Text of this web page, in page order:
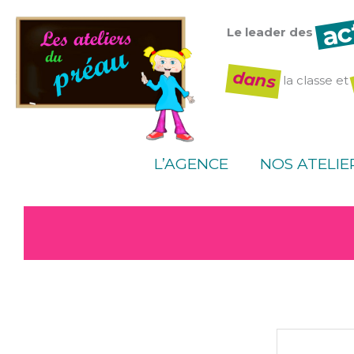
contenu
Le leader des
dans la classe et
L’AGENCE NOS